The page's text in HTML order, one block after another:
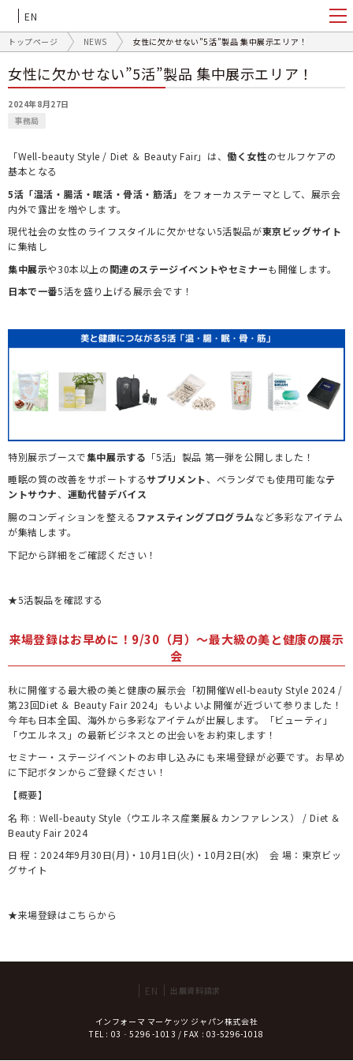
EN
トップページ NEWS 女性に欠かせない”5活”製品 集中展示エリア！
女性に欠かせない”5活”製品 集中展示エリア！
2024年8月27日
事務局
「Well-beauty Style / Diet ＆ Beauty Fair」は、働く女性のセルフケアの
基本となる
5活「温活・腸活・眠活・骨活・筋活」 をフォーカステーマとして、展示会
内外で露出を増やします。
現代社会の女性のライフスタイルに欠かせない5活製品が東京ビッグサイト
に集結し
集中展示や30本以上の関連のステージイベントやセミナーも開催します。
日本で一番5活を盛り上げる展示会です！
特別展示ブースで集中展示する 「5活」製品 第一弾を公開しました！
睡眠の質の改善をサポートするサプリメント、ベランダでも使用可能なテ
ントサウナ、 運動代替デバイス
腸のコンディションを整える ファスティングプログラムなど多彩なアイテム
が集結します。
下記から詳細をご確認ください！
★5活製品を確認する
来場登録はお早めに！9/30（月）～最大級の美と健康の展示
会
秋に開催する最大級の美と健康の展示会「初開催Well-beauty Style 2024 /
第23回Diet ＆ Beauty Fair 2024」もいよいよ開催が近づいて参りました！
今年も日本全国、海外から多彩なアイテムが出展します。「ビューティ」
「ウエルネス」の最新ビジネスとの出会いをお約束します！
セミナー・ステージイベントのお申し込みにも来場登録が必要です。お早め
に下記ボタンからご登録ください！
【概要】
名 称 : Well-beauty Style（ウエルネス産業展＆カンファレンス） / Diet ＆
Beauty Fair 2024
日 程：2024年9月30日(月)・10月1日(火)・10月2日(水) 会 場：東京ビッ
グサイト
★来場登録はこちらから
EN 出展資料請求
インフォーマ マーケッツ ジャパン株式会社
TEL : 03‐5296 -1013 / FAX : 03-5296-1018